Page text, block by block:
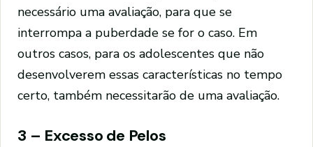
necessário uma avaliação, para que se
interrompa a puberdade se for o caso. Em
outros casos, para os adolescentes que não
desenvolverem essas características no tempo
certo, também necessitarão de uma avaliação.
3 – Excesso de Pelos